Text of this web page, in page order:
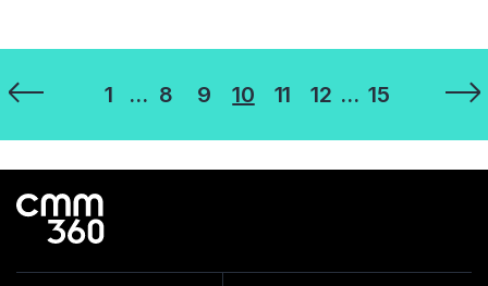
Seitennummerierung
der
Beiträge
1 … 8 9 10 11 12 … 15